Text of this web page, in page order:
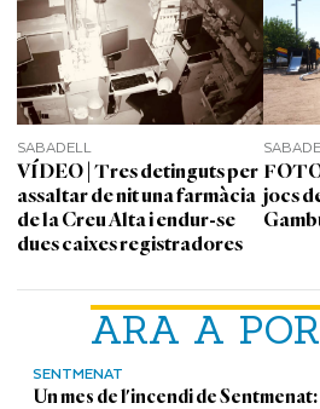
ARA A
SENTMENAT
Un mes de l'incendi de Sentmenat:
SABADELL
VÍDEO | Tres detinguts per
assaltar de nit una farmàcia
de la Creu Alta i endur-se
dues caixes registradores
jocs